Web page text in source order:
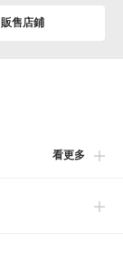
販售店鋪
裝外套升級為現
看更多